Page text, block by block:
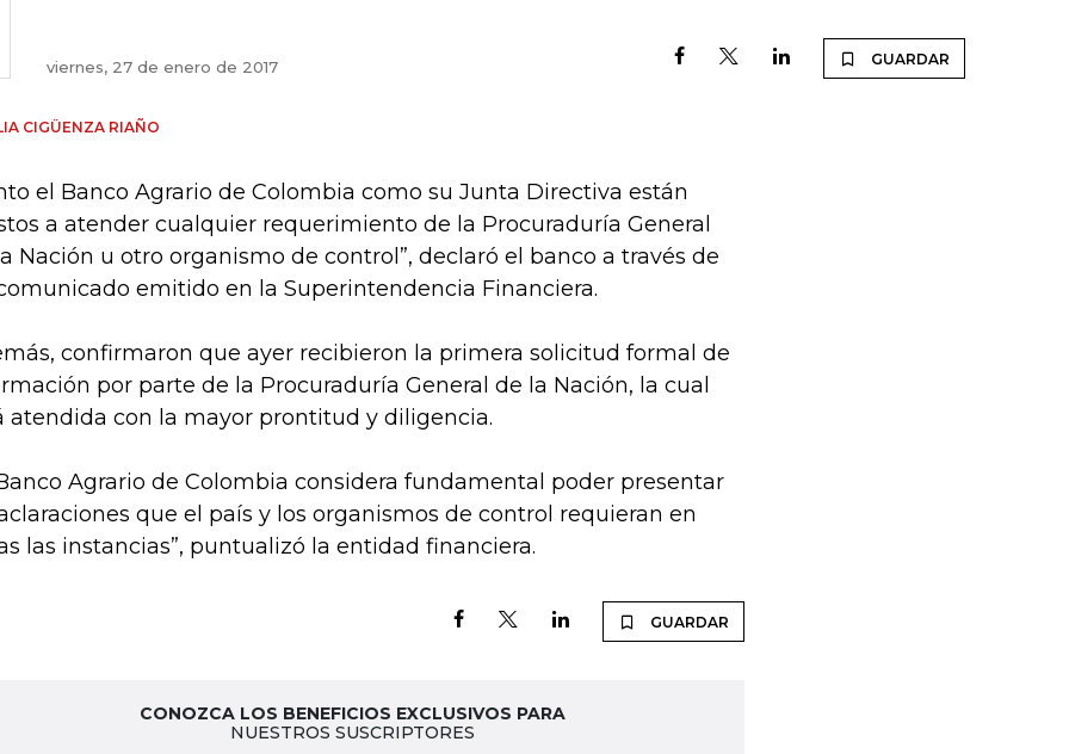
viernes, 27 de enero de 2017 GUARDAR
CIGÜENZA RIAÑO
el Banco Agrario de Colombia como su Junta Directiva están
a atender cualquier requerimiento de la Procuraduría General
Nación u otro organismo de control”, declaró el banco a través de
emitido en la Superintendencia Financiera.
confirmaron que ayer recibieron la primera solicitud formal de
por parte de la Procuraduría General de la Nación, la cual
atendida con la mayor prontitud y diligencia.
Agrario de Colombia considera fundamental poder presentar
que el país y los organismos de control requieran en
las instancias”, puntualizó la entidad financiera.
GUARDAR
CONOZCA LOS BENEFICIOS EXCLUSIVOS PARA
NUESTROS SUSCRIPTORES